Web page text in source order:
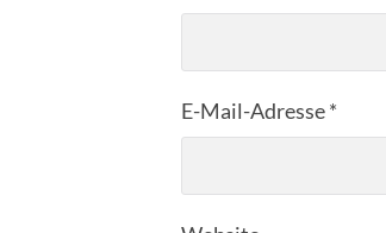
E-Mail-Adresse*